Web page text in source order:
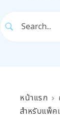
หน้าแรก
สำหรับแพ็